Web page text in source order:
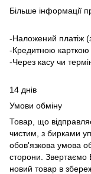
Більше інформації
-Наложений
-Кредитною
-Через касу чи
14 днів
Умови обміну
Товар, що
чистим, з бирками
обов'язкова умова
сторони. Звертаємо
новий товар в